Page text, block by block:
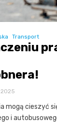
Transport
mogą cieszyć
i